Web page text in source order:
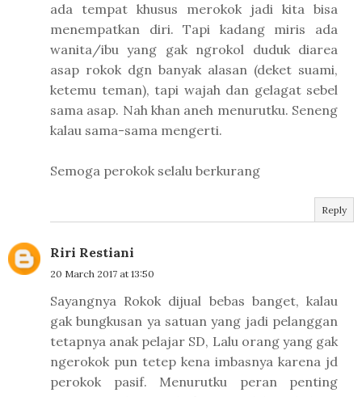
ada tempat khusus merokok jadi kita bisa
menempatkan diri. Tapi kadang miris ada
wanita/ibu yang gak ngrokol duduk diarea
asap rokok dgn banyak alasan (deket suami,
ketemu teman), tapi wajah dan gelagat sebel
sama asap. Nah khan aneh menurutku. Seneng
kalau sama-sama mengerti.
Semoga perokok selalu berkurang
Reply
Riri Restiani
20 March 2017 at 13:50
Sayangnya Rokok dijual bebas banget, kalau
gak bungkusan ya satuan yang jadi pelanggan
tetapnya anak pelajar SD, Lalu orang yang gak
ngerokok pun tetep kena imbasnya karena jd
perokok pasif. Menurutku peran penting